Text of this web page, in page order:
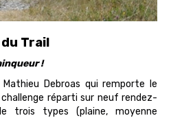
Trail
!
Debroas qui remporte le
challenge réparti sur neuf rendez-
trois types (plaine, moyenne